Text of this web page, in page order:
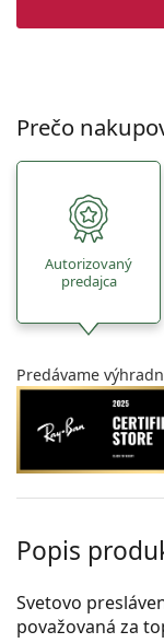
Prečo
Autorizovaný
predajca
Predávame
Popis
Svetovo
považovaná za